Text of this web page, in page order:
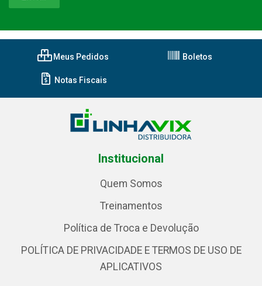
Meus Pedidos Boletos
Notas Fiscais
Institucional
Quem Somos
Treinamentos
Política de Troca e Devolução
POLÍTICA DE PRIVACIDADE E TERMOS DE USO DE
APLICATIVOS